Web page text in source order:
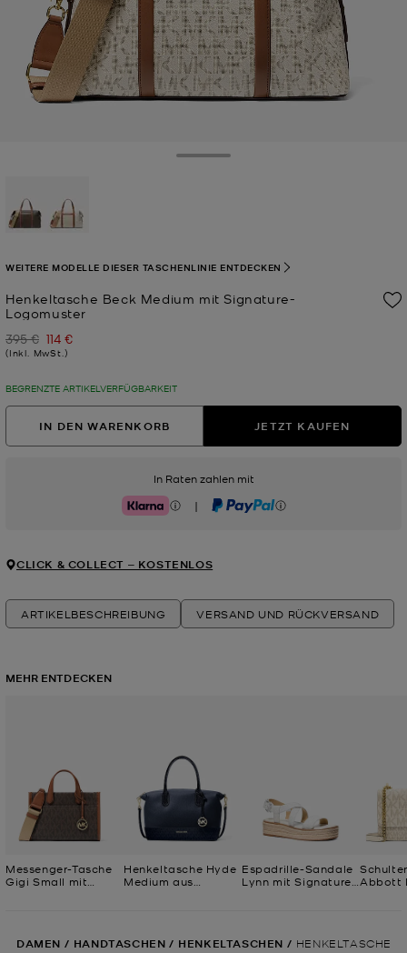
Henkeltasche Beck Medium mit Signature-
Logomuster
Zuvor
395 € Jetzt
114 €
(Inkl. MwSt.)
WEITERE MODELLE DIESER TASCHENLINIE ENTDECKEN
BEGRENZTE ARTIKELVERFÜGBARKEIT
IN DEN WARENKORB JETZT KAUFEN
In Raten zahlen mit
Klarna | PayPal
CLICK & COLLECT ‒ KOSTENLOS
ARTIKELBESCHREIBUNG VERSAND UND RÜCKVERSAND
MEHR ENTDECKEN
Messenger-Tasche
Gigi Small mit
Henkeltasche Hyde
Medium aus
Espadrille-Sandale
Lynn mit Signature-
Abbott
DAMEN / HANDTASCHEN / HENKELTASCHEN / HENKELTASCHE